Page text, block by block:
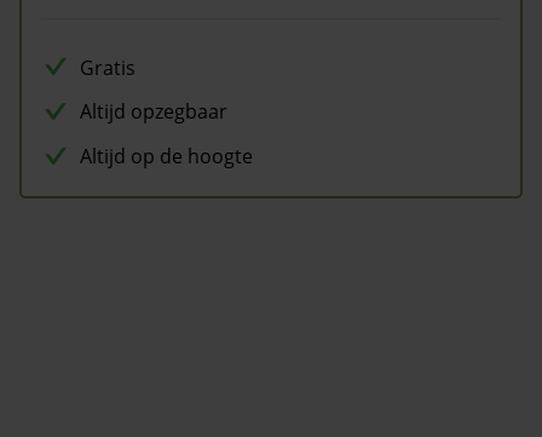
Gratis
Altijd opzegbaar
Altijd op de hoogte